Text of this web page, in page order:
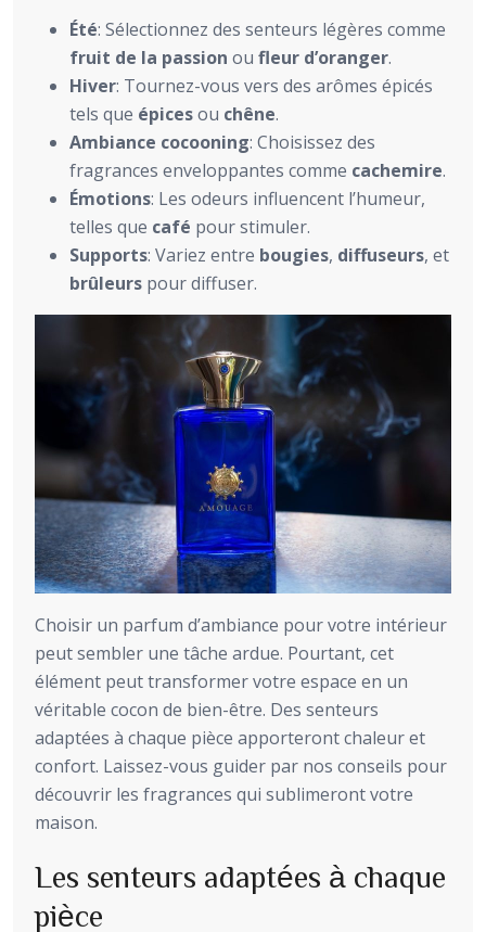
Été: Sélectionnez des senteurs légères comme
fruit de la passion ou fleur d’oranger.
Hiver: Tournez-vous vers des arômes épicés
tels que épicesou chêne.
Ambiance cocooning: Choisissez des
fragrances enveloppantes comme cachemire.
Émotions: Les odeurs influencent l’humeur,
telles que café pour stimuler.
Supports: Variez entre bougies, diffuseurs, et
brûleurs pour diffuser.
Choisir un parfum d’ambiance pour votre intérieur
peut sembler une tâche ardue. Pourtant, cet
élément peut transformer votre espace en un
véritable cocon de bien-être. Des senteurs
adaptées à chaque pièce apporteront chaleur et
confort. Laissez-vous guider par nos conseils pour
découvrir les fragrances qui sublimeront votre
maison.
Les senteurs adaptées à chaque
pièce